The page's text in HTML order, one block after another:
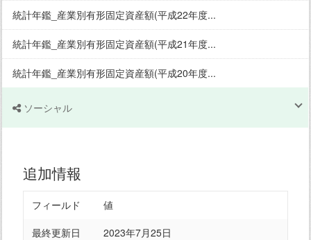
統計年鑑_産業別有形固定資産額(平成22年度...
統計年鑑_産業別有形固定資産額(平成21年度...
統計年鑑_産業別有形固定資産額(平成20年度...
ソーシャル
追加情報
フィールド
値
最終更新日
2023年7月25日